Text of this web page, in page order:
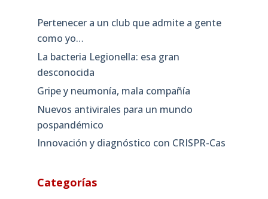
Pertenecer a un club que admite a gente
como yo…
La bacteria Legionella: esa gran
desconocida
Gripe y neumonía, mala compañía
Nuevos antivirales para un mundo
pospandémico
Innovación y diagnóstico con CRISPR-Cas
Categorías